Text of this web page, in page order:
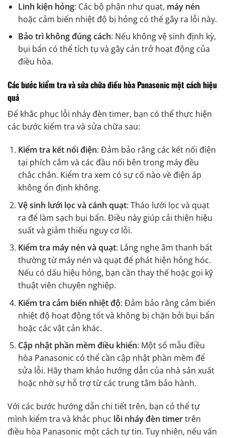
Linh kiện hỏng: Các bộ phận như quạt, máy nén
hoặc cảm biến nhiệt độ bị hỏng có thể gây ra lỗi này.
Bảo trì không đúng cách: Nếu không vệ sinh định kỳ,
bụi bẩn có thể tích tụ và gây cản trở hoạt động của
điều hòa.
Các bước kiểm tra và sửa chữa điều hòa Panasonic một cách hiệu
quả
Để khắc phục lỗi nháy đèn timer, bạn có thể thực hiện
các bước kiểm tra và sửa chữa sau:
Kiểm tra kết nối điện: Đảm bảo rằng các kết nối điện
tại phích cắm và các đầu nối bên trong máy đều
chắc chắn. Kiểm tra xem có sự cố nào về điện áp
không ổn định không.
Vệ sinh lưới lọc và cánh quạt: Tháo lưới lọc và quạt
ra để làm sạch bụi bẩn. Điều này giúp cải thiện hiệu
suất và giảm thiểu nguy cơ lỗi.
Kiểm tra máy nén và quạt: Lắng nghe âm thanh bất
thường từ máy nén và quạt để phát hiện hỏng hóc.
Nếu có dấu hiệu hỏng, bạn cần thay thế hoặc gọi kỹ
thuật viên chuyên nghiệp.
Kiểm tra cảm biến nhiệt độ: Đảm bảo rằng cảm biến
nhiệt độ hoạt động tốt và không bị chặn bởi bụi bẩn
hoặc các vật cản khác.
Cập nhật phần mềm điều khiển: Một số mẫu điều
hòa Panasonic có thể cần cập nhật phần mềm để
sửa lỗi. Hãy tham khảo hướng dẫn của nhà sản xuất
hoặc nhờ sự hỗ trợ từ các trung tâm bảo hành.
Với các bước hướng dẫn chi tiết trên, bạn có thể tự
mình kiểm tra và khắc phục lỗi nháy đèn timertrên
điều hòa Panasonic một cách tự tin. Tuy nhiên, nếu vấn